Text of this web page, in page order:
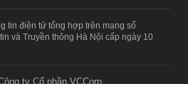
tin điện tử tổng hợp trên mạng số
và Truyền thông Hà Nội cấp ngày 10
ty Cổ phần VCCorp